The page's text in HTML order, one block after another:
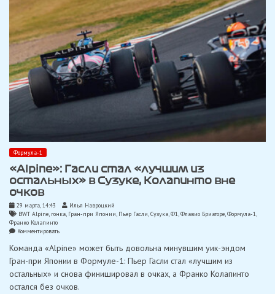
Формула-1
«Alpine»: Гасли стал «лучшим из
остальных» в Сузуке, Колапинто вне
очков
29 марта, 14:43
Илья Навроцкий
BWT Alpine, гонка, Гран-при Японии, Пьер Гасли,Сузука,Ф1,Флавио Бриаторе,Формула-1
Франко Колапинто
Комментироватьon
Гасли
«лучшим
из
в
Команда «Alpine» может быть довольна минувшим уик-эндом
Гран-при Японии в Формуле-1: Пьер Гасли стал «лучшим из
остальных» и снова финишировал в очках, а Франко Колапинто
остался без очков.